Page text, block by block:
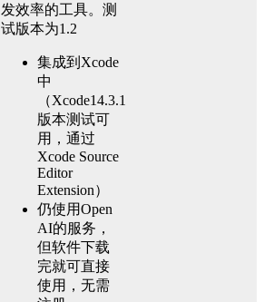
发效率的工具。测
试版本为1.2
集成到Xcode
中
（Xcode14.3.1
版本测试可
用，通过
Xcode Source
Editor
Extension）
仍使用Open
AI的服务，
但软件下载
完就可直接
使用，无需